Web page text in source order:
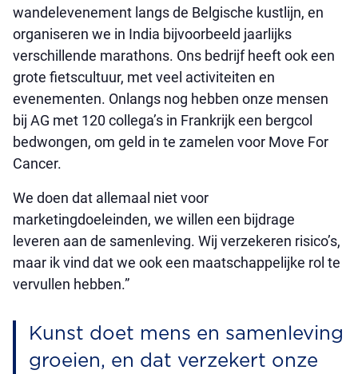
wandelevenement langs de Belgische kustlijn, en
organiseren we in India bijvoorbeeld jaarlijks
verschillende marathons. Ons bedrijf heeft ook een
grote fietscultuur, met veel activiteiten en
evenementen. Onlangs nog hebben onze mensen
bij AG met 120 collega’s in Frankrijk een bergcol
bedwongen, om geld in te zamelen voor Move For
Cancer.
We doen dat allemaal niet voor
marketingdoeleinden, we willen een bijdrage
leveren aan de samenleving. Wij verzekeren risico’s,
maar ik vind dat we ook een maatschappelijke rol te
vervullen hebben.”
Kunst doet mens en samenleving
groeien, en dat verzekert onze